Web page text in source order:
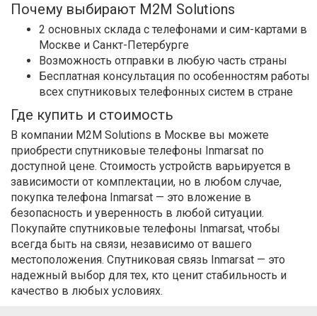
Почему выбирают M2M Solutions
2 основных склада с телефонами и сим-картами в
Москве и Санкт-Петербурге
Возможность отправки в любую часть страны
Бесплатная консультация по особенностям работы
всех спутниковых телефонных систем в стране
Где купить и стоимость
В компании M2M Solutions в Москве вы можете
приобрести спутниковые телефоны Inmarsat по
доступной цене. Стоимость устройств варьируется в
зависимости от комплектации, но в любом случае,
покупка телефона Inmarsat — это вложение в
безопасность и уверенность в любой ситуации.
Покупайте спутниковые телефоны Inmarsat, чтобы
всегда быть на связи, независимо от вашего
местоположения. Спутниковая связь Inmarsat — это
надежный выбор для тех, кто ценит стабильность и
качество в любых условиях.